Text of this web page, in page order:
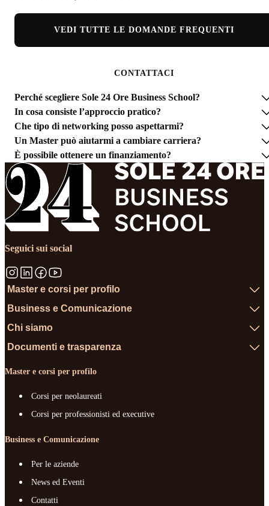
VEDI TUTTE LE DOMANDE FREQUENTI
CONTATTACI
Perché scegliere Sole 24 Ore Business School?
In cosa consiste l’approccio pratico?
Che tipo di networking posso aspettarmi?
Un Master può aiutarmi a cambiare carriera?
È possibile ottenere un finanziamento?
Seguici sui social
Master e corsi per profilo
Business e Comunicazione
Chi siamo
Documenti e trasparenza
Master e corsi per profilo
Corsi per neolaureati
Corsi per professionisti ed executive
Business e Comunicazione
Per le aziende
News ed Eventi
Contatti